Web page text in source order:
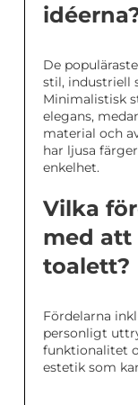
De
stil, industriell
Minimalistisk
elegans,
material och
har ljusa
enkelhet.
Vilka
med att
toalett?
Fördelarna
personligt
funktionalitet
estetik som